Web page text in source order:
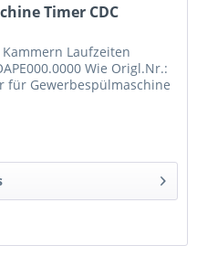
Timer CDC
Kammern Laufzeiten
Wie Origl.Nr.:
für Gewerbespülmaschine